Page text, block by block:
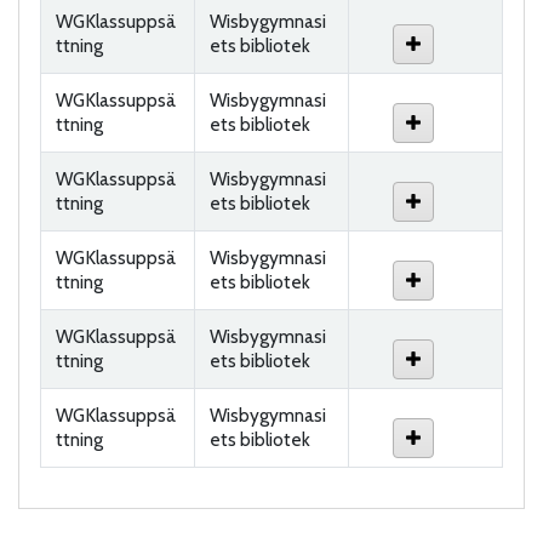
WGKlassuppsä
ttning
Wisbygymnasi
ets bibliotek
WGKlassuppsä
ttning
Wisbygymnasi
ets bibliotek
WGKlassuppsä
ttning
Wisbygymnasi
ets bibliotek
WGKlassuppsä
ttning
Wisbygymnasi
ets bibliotek
WGKlassuppsä
ttning
Wisbygymnasi
ets bibliotek
WGKlassuppsä
ttning
Wisbygymnasi
ets bibliotek